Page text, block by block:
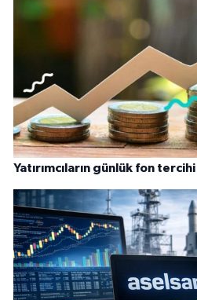
Yatırımcıların günlük fon